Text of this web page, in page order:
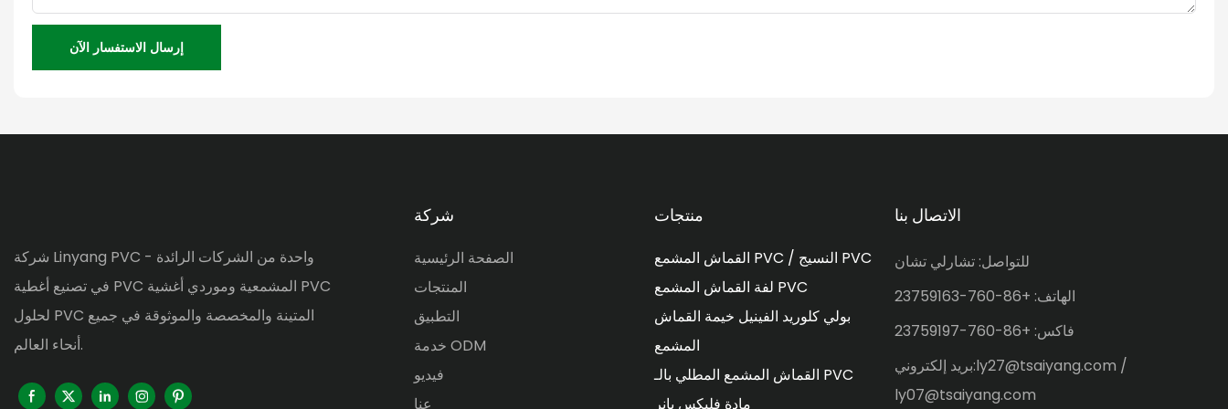
إرسال الاستفسار الآن
شركة Linyang PVC - واحدة من الشركات الرائدة
في تصنيع أغطية PVC المشمعية وموردي أغشية PVC
لحلول PVC المتينة والمخصصة والموثوقة في جميع
أنحاء العالم.
شركة
الصفحة الرئيسية
المنتجات
التطبيق
خدمة ODM
فيديو
عنا
منتجات
القماش المشمع PVC / النسيج PVC
لفة القماش المشمع PVC
بولي كلوريد الفينيل خيمة القماش
المشمع
القماش المشمع المطلي بالـ PVC
مادة فليكس بانر
الاتصال بنا
للتواصل: تشارلي تشان
الهاتف: +86-760-23759163
فاكس: +86-760-23759197
بريد إلكتروني:ly27@tsaiyang.com /
ly07@tsaiyang.com